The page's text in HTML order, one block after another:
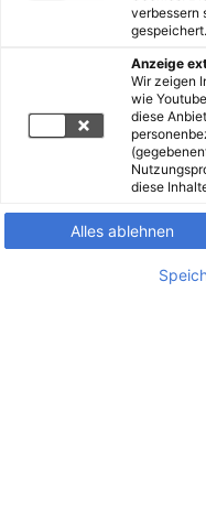
verbessern
gespeichert.
Anzeige
Wir zeigen
wie
diese
diese
Alles ablehnen